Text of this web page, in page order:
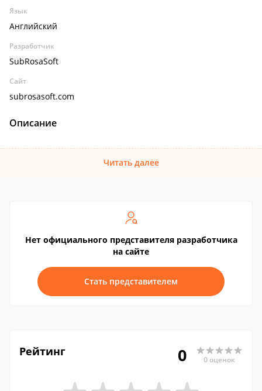
Язык
Английский
Разработчик
SubRosaSoft
Сайт
subrosasoft.com
Описание
Читать далее
Нет официального представителя разработчика
на сайте
Стать представителем
Рейтинг 0 0 оценок